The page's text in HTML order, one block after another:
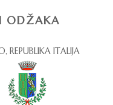
ODŽAKA
REPUBLIKA ITALIJA